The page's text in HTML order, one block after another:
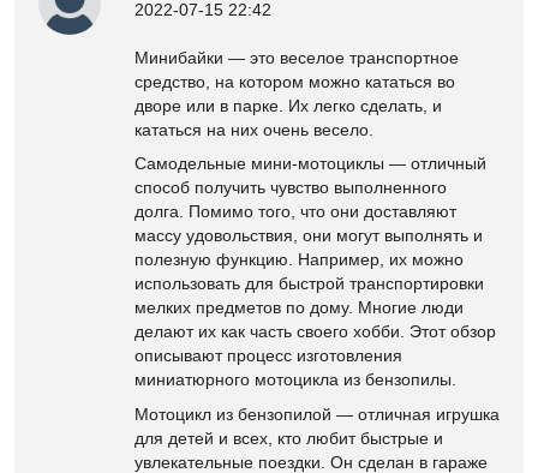
2022-07-15 22:42
Минибайки — это веселое транспортное
средство, на котором можно кататься во
дворе или в парке. Их легко сделать, и
кататься на них очень весело.
Самодельные мини-мотоциклы — отличный
способ получить чувство выполненного
долга. Помимо того, что они доставляют
массу удовольствия, они могут выполнять и
полезную функцию. Например, их можно
использовать для быстрой транспортировки
мелких предметов по дому. Многие люди
делают их как часть своего хобби. Этот обзор
описывают процесс изготовления
миниатюрного мотоцикла из бензопилы.
Мотоцикл из бензопилой — отличная игрушка
для детей и всех, кто любит быстрые и
увлекательные поездки. Он сделан в гараже